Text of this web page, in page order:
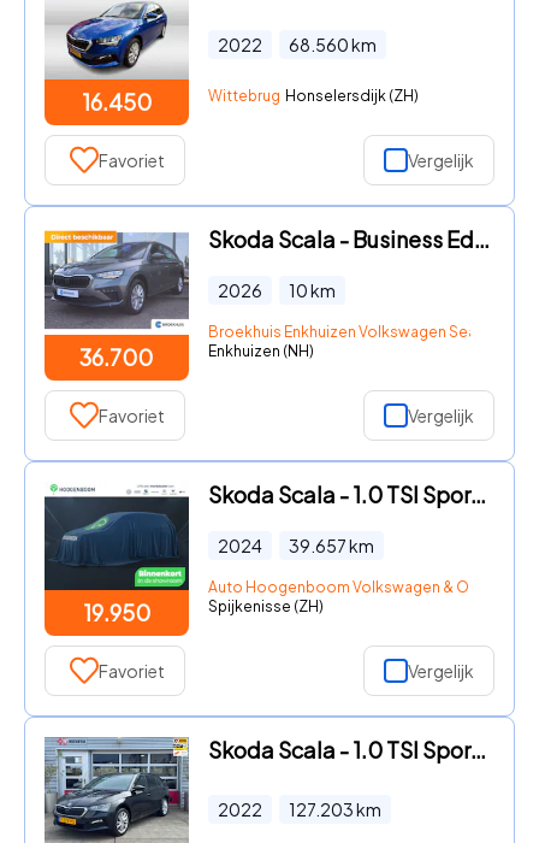
16.450
2022 68.560km
Wittebrug Honselersdijk (ZH)
Favoriet Vergelijk
36.700
Skoda Scala - Business Edition | Achteruitrijcamera | Chromen raamlijsten
2026 10km
Broekhuis Enkhuizen Volkswagen Seat Skoda
Enkhuizen (NH)
Favoriet Vergelijk
19.950
Skoda Scala - 1.0 TSI Sport Business | Cruise control | Lane assist | Airc
2024 39.657km
Auto Hoogenboom Volkswagen & Occasions
Spijkenisse (ZH)
Favoriet Vergelijk
Skoda Scala - 1.0 TSI Sport Business DSG/ Adapt cruise / Carplay / Digital
2022 127.203km